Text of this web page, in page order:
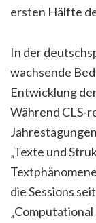
ersten Hälfte
In der
wachsende
Entwicklung
Während CLS-
„Texte und
die Sessions